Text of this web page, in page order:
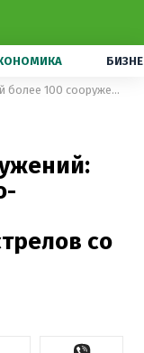
В ней более 100 сооружений: чем уникальна Киево-Печерская лавра, пострадавшая от обстрелов со стороны РФ
со